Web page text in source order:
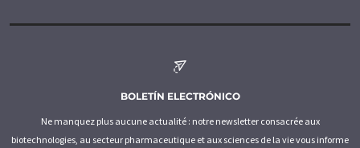
BOLETÍN ELECTRÓNICO
Ne manquez plus aucune actualité : notre newsletter consacrée aux
biotechnologies, au secteur pharmaceutique et aux sciences de la vie vous informe